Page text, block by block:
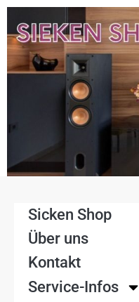
Sicken Shop
Über uns
Kontakt
Service-Infos